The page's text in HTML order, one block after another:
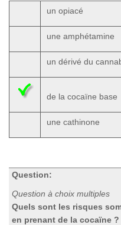
un opiacé
une amphétamine
un dérivé du
de la cocaïne base
une cathinone
Question:
Question à choix multiples
Quels sont les risques
en prenant de la cocaïne ?